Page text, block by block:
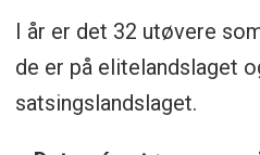
I år er det 32 utøvere
de er på elitelandslaget
satsingslandslaget.